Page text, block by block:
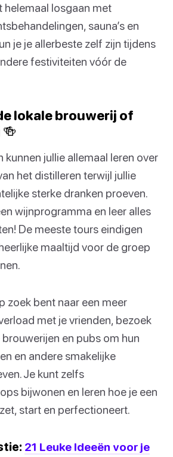
helemaal losgaan met
sauna’s en
je je allerbeste zelf zijn tijdens
festiviteiten vóór de
lokale brouwerij of
kunnen jullie allemaal leren over
het distilleren terwijl jullie
sterke dranken proeven.
wijnprogramma en leer alles
De meeste tours eindigen
maaltijd voor de groep
zoek bent naar een meer
met je vrienden, bezoek
en pubs om hun
en andere smakelijke
Je kunt zelfs
bijwonen en leren hoe je een
start en perfectioneert.
21 Leuke Ideeën voor je